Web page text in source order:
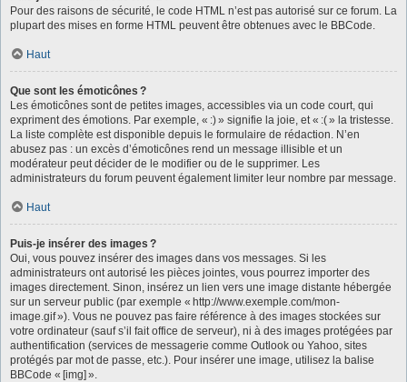
Pour des raisons de sécurité, le code HTML n’est pas autorisé sur ce forum. La
plupart des mises en forme HTML peuvent être obtenues avec le BBCode.
Haut
Que sont les émoticônes ?
Les émoticônes sont de petites images, accessibles via un code court, qui
expriment des émotions. Par exemple, « :) » signifie la joie, et « :( » la tristesse.
La liste complète est disponible depuis le formulaire de rédaction. N’en
abusez pas : un excès d’émoticônes rend un message illisible et un
modérateur peut décider de le modifier ou de le supprimer. Les
administrateurs du forum peuvent également limiter leur nombre par message.
Haut
Puis-je insérer des images ?
Oui, vous pouvez insérer des images dans vos messages. Si les
administrateurs ont autorisé les pièces jointes, vous pourrez importer des
images directement. Sinon, insérez un lien vers une image distante hébergée
sur un serveur public (par exemple « http://www.exemple.com/mon-
image.gif »). Vous ne pouvez pas faire référence à des images stockées sur
votre ordinateur (sauf s’il fait office de serveur), ni à des images protégées par
authentification (services de messagerie comme Outlook ou Yahoo, sites
protégés par mot de passe, etc.). Pour insérer une image, utilisez la balise
BBCode « [img] ».